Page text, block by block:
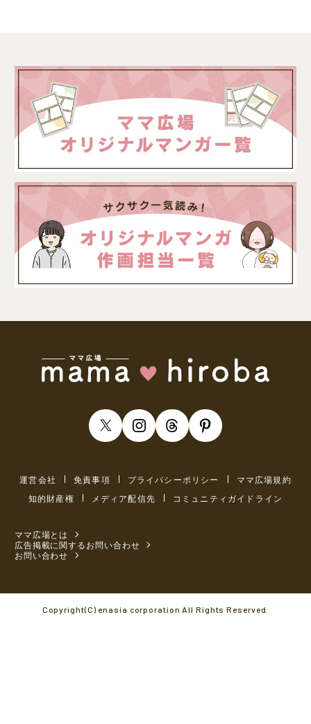
運営会社 免責事項 プライバシーポリシー
ママ広場規約
知的財産権
メディア配信先 コミュニティガイドライン
ママ広場とは
広告掲載に関するお問い合わせ
お問い合わせ
Copyright(C) enasia corporation All Rights Reserved.